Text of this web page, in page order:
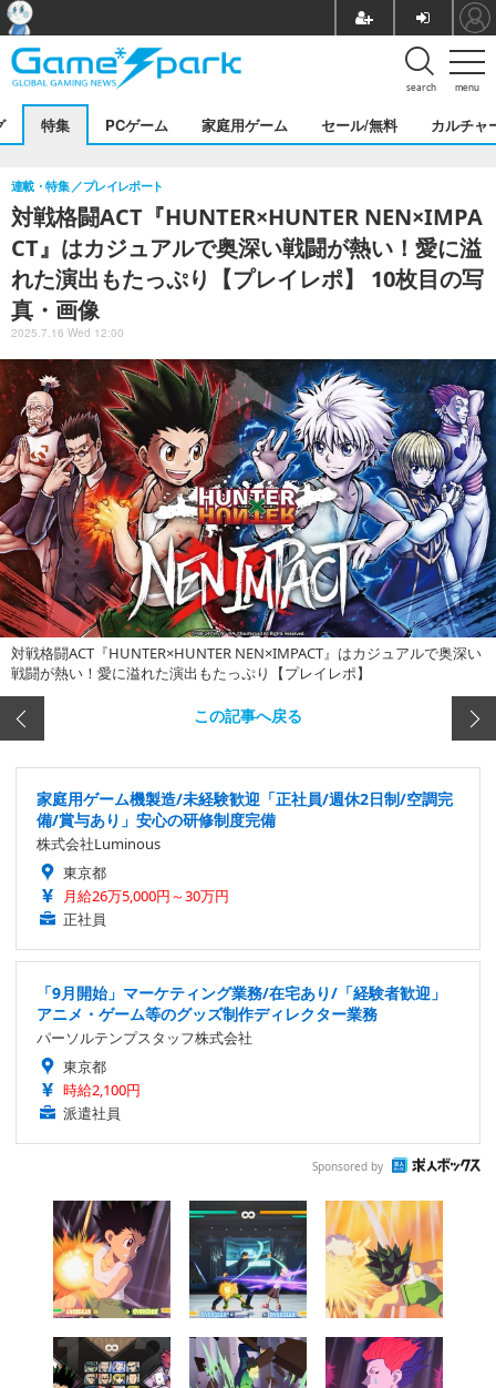
menu
search
特集 PCゲーム 家庭用ゲーム セール/無料 カルチャ
対戦格闘ACT『HUNTER×HUNTER NEN×IMPA
CT』はカジュアルで奥深い戦闘が熱い！愛に溢
れた演出もたっぷり【プレイレポ】 10枚目の写
真・画像
連載・特集 プレイレポート
2025.7.16 Wed 12:00
対戦格闘ACT『HUNTER×HUNTER NEN×IMPACT』はカジュアルで奥深い
戦闘が熱い！愛に溢れた演出もたっぷり【プレイレポ】
この記事へ戻る
家庭用ゲーム機製造/未経験歓迎「正社員/週休2日制/空調完
備/賞与あり」安心の研修制度完備
株式会社Luminous
東京都
月給26万5,000円～30万円
正社員
「9月開始」マーケティング業務/在宅あり/「経験者歓迎」
アニメ・ゲーム等のグッズ制作ディレクター業務
パーソルテンプスタッフ株式会社
東京都
時給2,100円
派遣社員
Sponsored by